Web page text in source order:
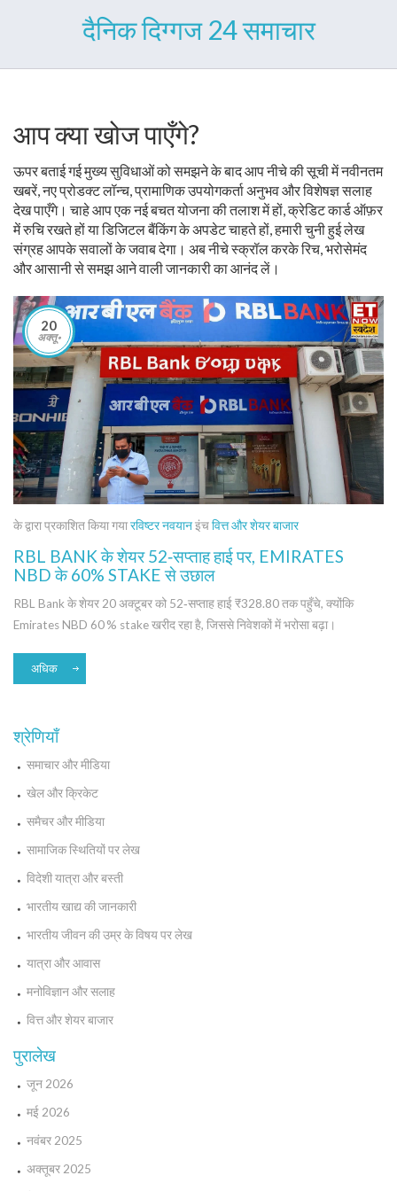
दैनिक दिग्गज 24 समाचार
आप क्या खोज पाएँगे?
ऊपर बताई गई मुख्य सुविधाओं को समझने के बाद आप नीचे की सूची में नवीनतम
खबरें, नए प्रोडक्ट लॉन्च, प्रामाणिक उपयोगकर्ता अनुभव और विशेषज्ञ सलाह
देख पाएँगे। चाहे आप एक नई बचत योजना की तलाश में हों, क्रेडिट कार्ड ऑफ़र
में रुचि रखते हों या डिजिटल बैंकिंग के अपडेट चाहते हों, हमारी चुनी हुई लेख
संग्रह आपके सवालों के जवाब देगा। अब नीचे स्क्रॉल करके रिच, भरोसेमंद
और आसानी से समझ आने वाली जानकारी का आनंद लें।
20
अक्तू॰
के द्वारा प्रकाशित किया गयारविष्टर नवयानइंचवित्त और शेयर बाजार
RBL BANK के शेयर 52‑सप्ताह हाई पर, EMIRATES
NBD के 60% STAKE से उछाल
RBL Bank के शेयर 20 अक्टूबर को 52‑सप्ताह हाई ₹328.80 तक पहुँचे, क्योंकि
Emirates NBD 60 % stake खरीद रहा है, जिससे निवेशकों में भरोसा बढ़ा।
अधिक
श्रेणियाँ
समाचार और मीडिया
खेल और क्रिकेट
समैचर और मीडिया
सामाजिक स्थितियों पर लेख
विदेशी यात्रा और बस्ती
भारतीय खाद्य की जानकारी
भारतीय जीवन की उम्र के विषय पर लेख
यात्रा और आवास
मनोविज्ञान और सलाह
वित्त और शेयर बाजार
पुरालेख
जून 2026
मई 2026
नवंबर 2025
अक्तूबर 2025